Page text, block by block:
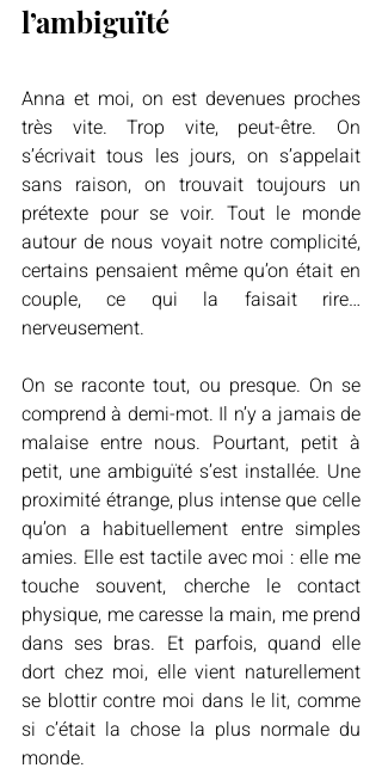
l’ambiguïté
Anna et moi, on est devenues proches
très vite. Trop vite, peut-être. On
s’écrivait tous les jours, on s’appelait
sans raison, on trouvait toujours un
prétexte pour se voir. Tout le monde
autour de nous voyait notre complicité,
certains pensaient même qu’on était en
couple, ce qui la faisait rire…
nerveusement.
On se raconte tout, ou presque. On se
comprend à demi-mot. Il n’y a jamais de
malaise entre nous. Pourtant, petit à
petit, une ambiguïté s’est installée. Une
proximité étrange, plus intense que celle
qu’on a habituellement entre simples
amies. Elle est tactile avec moi : elle me
touche souvent, cherche le contact
physique, me caresse la main, me prend
dans ses bras. Et parfois, quand elle
dort chez moi, elle vient naturellement
se blottir contre moi dans le lit, comme
si c’était la chose la plus normale du
monde.